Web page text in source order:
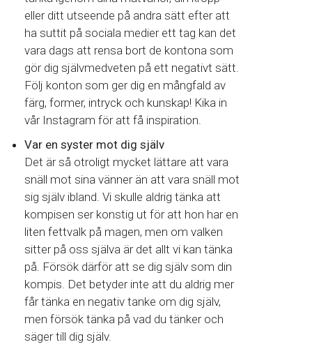
eller ditt utseende på andra sätt efter att
ha suttit på sociala medier ett tag kan det
vara dags att rensa bort de kontona som
gör dig självmedveten på ett negativt sätt.
Följ konton som ger dig en mångfald av
färg, former, intryck och kunskap! Kika in
vår Instagram för att få inspiration.
Var en syster mot dig själv
Det är så otroligt mycket lättare att vara
snäll mot sina vänner än att vara snäll mot
sig själv ibland. Vi skulle aldrig tänka att
kompisen ser konstig ut för att hon har en
liten fettvalk på magen, men om valken
sitter på oss själva är det allt vi kan tänka
på. Försök därför att se dig själv som din
kompis. Det betyder inte att du aldrig mer
får tänka en negativ tanke om dig själv,
men försök tänka på vad du tänker och
säger till dig själv.